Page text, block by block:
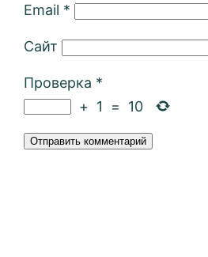
Email *
Сайт
Проверка *
+ 1 = 10